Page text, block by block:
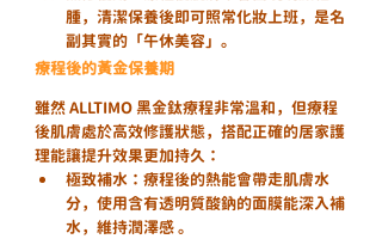
腫，清潔保養後即可照常化妝上班，是名
副其實的「午休美容」。
療程後的黃金保養期
雖然 ALLTIMO 黑金鈦療程非常溫和，但療程
後肌膚處於高效修護狀態，搭配正確的居家護
理能讓提升效果更加持久：
極致補水 ：療程後的熱能會帶走肌膚水
分，使用含有透明質酸鈉的面膜能深入補
水，維持潤澤感 。